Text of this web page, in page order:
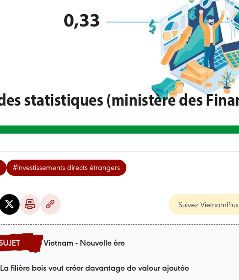
#investissements directs étrangers
Suivez VietnamPlus
Vietnam - Nouvelle ère
La filière bois veut créer davantage de valeur ajoutée